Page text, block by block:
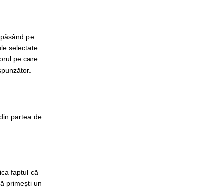
pe
selectate
pe care
partea de
faptul că
primești un